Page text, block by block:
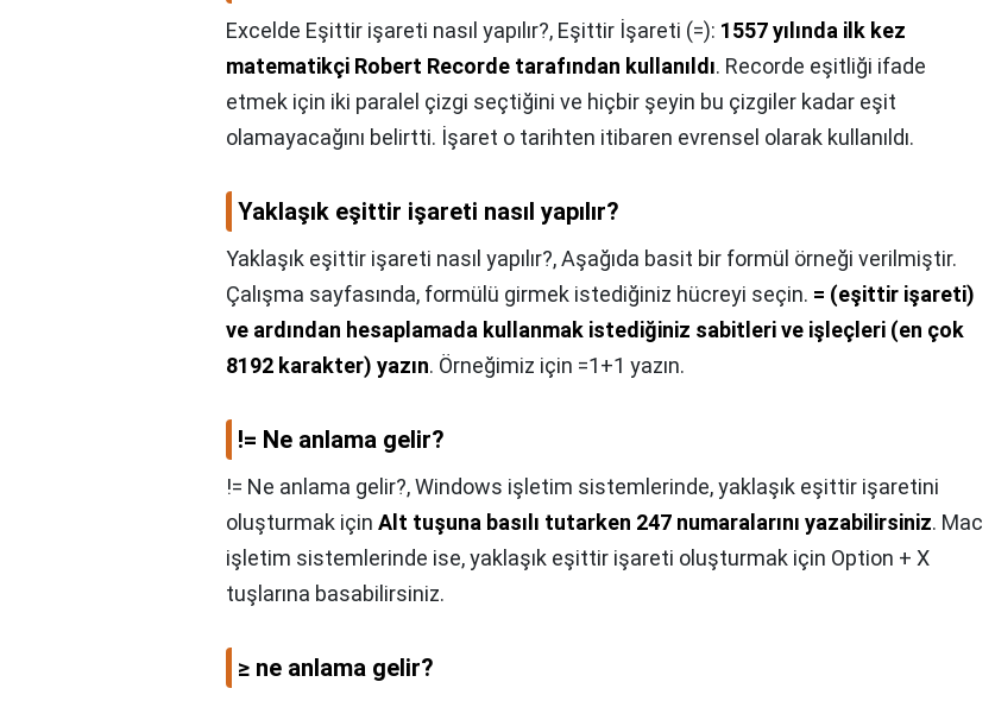
Excelde Eşittir işareti nasıl yapılır?, Eşittir İşareti (=): 1557 yılında ilk kez
matematikçi Robert Recorde tarafından kullanıldı. Recorde eşitliği ifade
etmek için iki paralel çizgi seçtiğini ve hiçbir şeyin bu çizgiler kadar eşit
olamayacağını belirtti. İşaret o tarihten itibaren evrensel olarak kullanıldı.
Yaklaşık eşittir işareti nasıl yapılır?
Yaklaşık eşittir işareti nasıl yapılır?,Aşağıda basit bir formül örneği verilmiştir.
Çalışma sayfasında, formülü girmek istediğiniz hücreyi seçin. = (eşittir işareti)
ve ardından hesaplamada kullanmak istediğiniz sabitleri ve işleçleri (en çok
8192 karakter) yazın. Örneğimiz için =1+1 yazın.
!= Ne anlama gelir?
!= Ne anlama gelir?,Windows işletim sistemlerinde, yaklaşık eşittir işaretini
oluşturmak için Alt tuşuna basılı tutarken 247 numaralarını yazabilirsiniz. Mac
işletim sistemlerinde ise, yaklaşık eşittir işareti oluşturmak için Option + X
tuşlarına basabilirsiniz.
≥ ne anlama gelir?